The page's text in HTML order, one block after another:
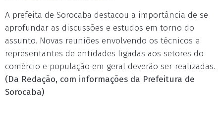
A prefeita de Sorocaba destacou a importância de se
aprofundar as discussões e estudos em torno do
assunto. Novas reuniões envolvendo os técnicos e
representantes de entidades ligadas aos setores do
comércio e população em geral deverão ser realizadas.
(Da Redação, com informações da Prefeitura de
Sorocaba)